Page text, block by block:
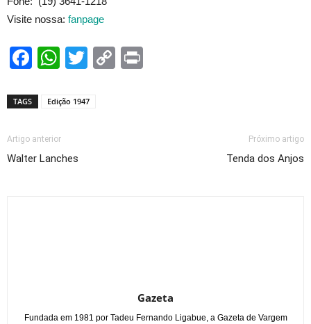
Visite nossa: fanpage
Facebook
WhatsApp
TwitterCopy
TAGS Edição 1947
Artigo anterior
Walter Lanches
Próximo artigo
Tenda dos Anjos
Gazeta
Fundada em 1981 por Tadeu Fernando Ligabue, a Gazeta de Vargem